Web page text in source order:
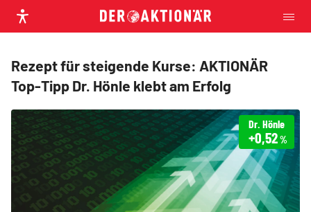
Rezept für steigende Kurse: AKTIONÄR
Top-Tipp Dr. Hönle klebt am Erfolg
Dr. Hönle
+0,52%